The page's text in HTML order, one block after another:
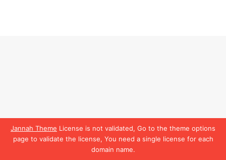
Jannah Theme License is not validated, Go to the theme options
page to validate the license, You need a single license for each
domain name.